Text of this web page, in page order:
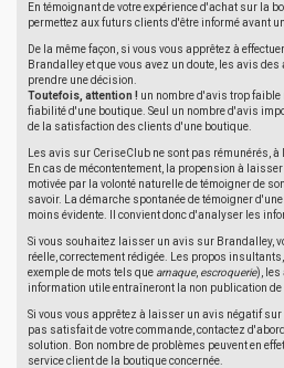
En témoignant de votre expérience d'achat sur la
permettez aux futurs clients d'être informé avant
De la même façon, si vous vous apprêtez à
Brandalley et que vous avez un doute, les avis
prendre une décision.
Toutefois, attention ! un nombre d'avis trop faible
fiabilité d'une boutique. Seul un nombre d'avis
de la satisfaction des clients d'une boutique.
Les avis sur CeriseClub ne sont pas rémunérés,
En cas de mécontentement, la propension à
motivée par la volonté naturelle de témoigner de
savoir. La démarche spontanée de témoigner
moins évidente. Il convient donc d'analyser les
Si vous souhaitez laisser un avis sur Brandalley,
réelle, correctement rédigée. Les propos
exemple de mots tels que arnaque, escroquerie), les
information utile entraîneront la non publication de
Si vous vous apprêtez à laisser un avis négatif
pas satisfait de votre commande, contactez
solution. Bon nombre de problèmes peuvent en
service client de la boutique concernée.